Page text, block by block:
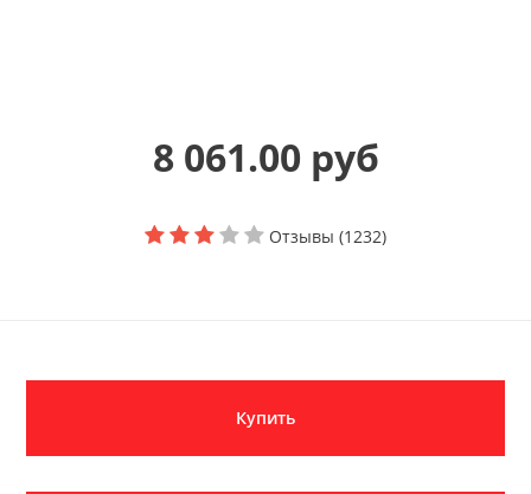
8 061.00 руб
Отзывы (1232)
Купить